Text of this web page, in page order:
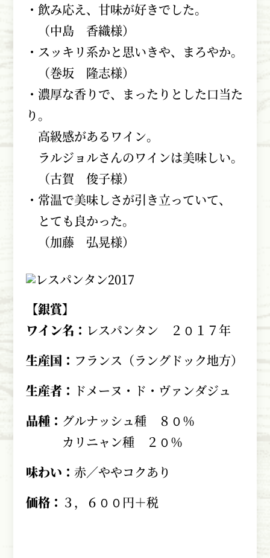
・飲み応え、甘味が好きでした。
（中島 香織様）
・スッキリ系かと思いきや、まろやか。
（巻坂 隆志様）
・濃厚な香りで、まったりとした口当た
り。
高級感があるワイン。
ラルジョルさんのワインは美味しい。
（古賀 俊子様）
・常温で美味しさが引き立っていて、
とても良かった。
（加藤 弘晃様）
【銀賞】
ワイン名： レスパンタン ２０１７年
生産国： フランス（ラングドック地方）
生産者： ドメーヌ・ド・ヴァンダジュ
品種： グルナッシュ種 ８０％
カリニャン種 ２０％
味わい： 赤／ややコクあり
価格： ３，６００円＋税